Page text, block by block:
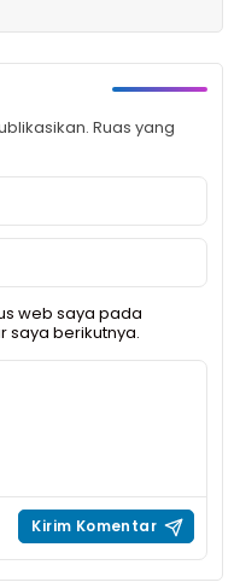
Ruas yang
web saya pada
saya berikutnya.